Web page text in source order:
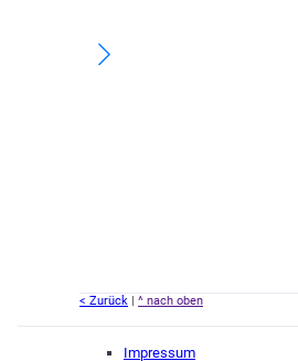
< Zurück | ^ nach oben
Impressum